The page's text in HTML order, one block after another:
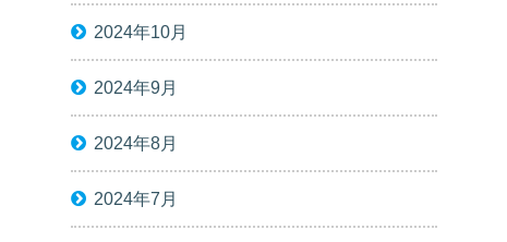
2024年10月
2024年9月
2024年8月
2024年7月